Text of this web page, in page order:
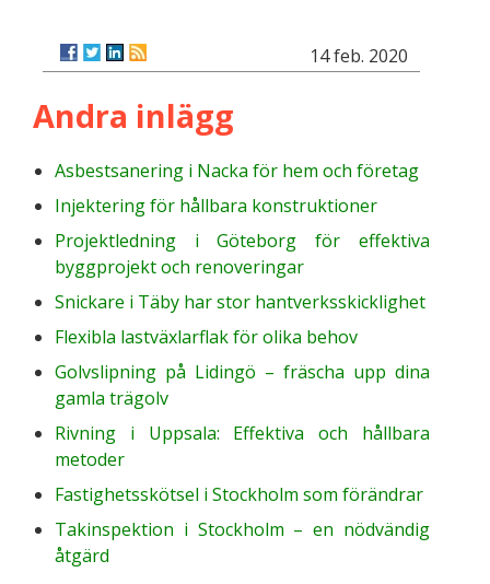
14 feb. 2020
Andra inlägg
Asbestsanering i Nacka för hem och företag
Injektering för hållbara konstruktioner
Projektledning i Göteborg för effektiva
byggprojekt och renoveringar
Snickare i Täby har stor hantverksskicklighet
Flexibla lastväxlarflak för olika behov
Golvslipning på Lidingö – fräscha upp dina
gamla trägolv
Rivning i Uppsala: Effektiva och hållbara
metoder
Fastighetsskötsel i Stockholm som förändrar
Takinspektion i Stockholm – en nödvändig
åtgärd